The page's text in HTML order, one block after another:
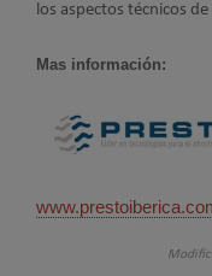
los aspectos técnicos
Mas información: